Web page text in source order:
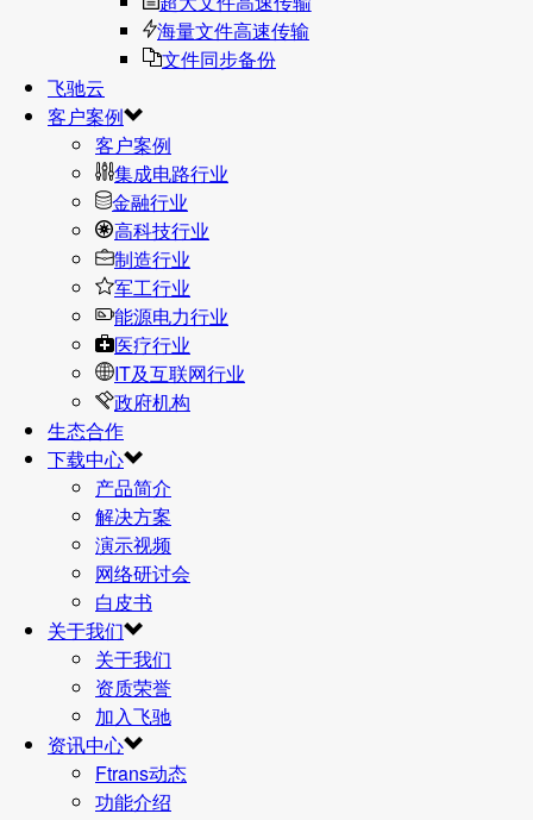
海量文件高速传输
文件同步备份
飞驰云
客户案例
客户案例
集成电路行业
金融行业
高科技行业
制造行业
军工行业
能源电力行业
医疗行业
IT及互联网行业
政府机构
生态合作
下载中心
产品简介
解决方案
演示视频
网络研讨会
白皮书
关于我们
关于我们
资质荣誉
加入飞驰
资讯中心
Ftrans动态
功能介绍